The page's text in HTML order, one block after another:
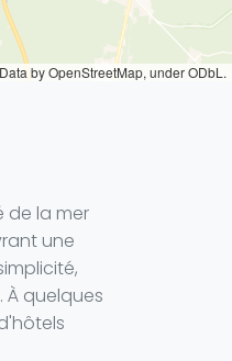
by OpenStreetMap, under ODbL.
de la mer
une
quelques